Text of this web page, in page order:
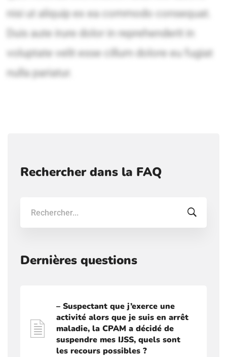
Rechercher dans la FAQ
Dernières questions
– Suspectant que j’exerce une
activité alors que je suis en arrêt
maladie, la CPAM a décidé de
suspendre mes IJSS, quels sont
les recours possibles ?